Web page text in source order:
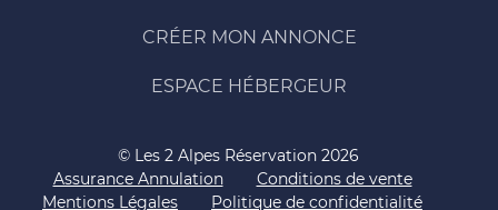
CRÉER MON ANNONCE
ESPACE HÉBERGEUR
© Les 2 Alpes Réservation 2026
Assurance Annulation
Conditions de vente
Mentions Légales
Politique de confidentialité